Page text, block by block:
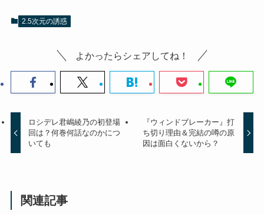
2.5次元の誘惑
よかったらシェアしてね！
ロシデレ君嶋綾乃の初登場
回は？何巻何話なのかにつ
いても
『ウィンドブレーカー』打
ち切り理由＆完結の噂の原
因は面白くないから？
関連記事